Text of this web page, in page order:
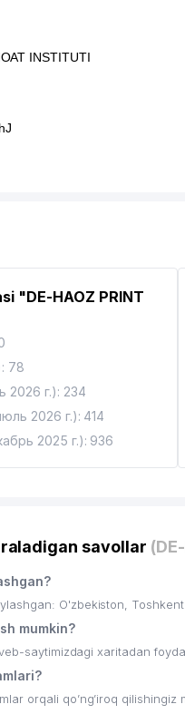
INSTITUTI
MARKAZI
MARKAZI
MChJ
"DE-HAOZ PRINT
78
2026 г.): 234
2026 г.): 414
2025 г.): 936
savollar
O'zbekiston,
mumkin?
saytimizdagi xaritadan
orqali qo’ng’iroq qilishingiz